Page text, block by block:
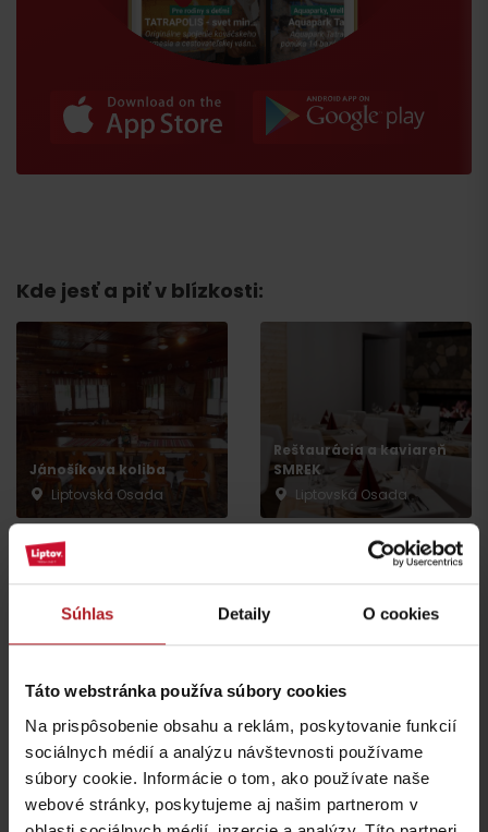
Súhlas Detaily O cookies
Táto webstránka používa súbory cookies
Na prispôsobenie obsahu a reklám, poskytovanie funkcií
sociálnych médií a analýzu návštevnosti používame
súbory cookie. Informácie o tom, ako používate naše
webové stránky, poskytujeme aj našim partnerom v
Kde jesť a piť v blízkosti:
Jánošíkova koliba
Liptovská Osada
Reštaurácia a kaviareň
SMREK
Liptovská Osada
Koliba Liptov GOTHAL
Reštaurácia Smrekovica
Príchod